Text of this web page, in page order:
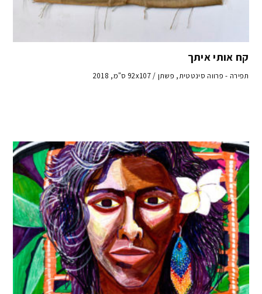
קח אותי איתך
תפירה - פרווה סינטטית, פשתן / 92x107 ס"מ, 2018